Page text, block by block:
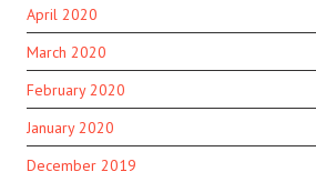
April 2020
March 2020
February 2020
January 2020
December 2019